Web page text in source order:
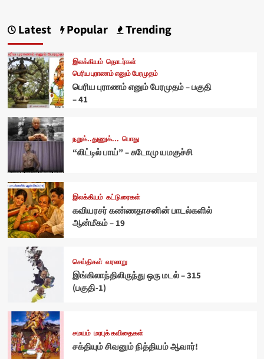
Latest Popular Trending
இலக்கியம் தொடர்கள்
பெரிய புராணம் எனும் பேரமுதம்
பெரிய புராணம் எனும் பேரமுதம் – பகுதி
– 41
நறுக்..துணுக்... பொது
“லிட்டில் பாய்” – சுடோமு யமகுச்சி
இலக்கியம் கட்டுரைகள்
கவியரசர் கண்ணதாசனின் பாடல்களில்
ஆன்மீகம் – 19
செய்திகள் வரலாறு
இங்கிலாந்திலிருந்து ஒரு மடல் – 315
(பகுதி-1)
சமயம் மரபுக் கவிதைகள்
சக்தியும் சிவனும் நித்தியம் ஆவார்!